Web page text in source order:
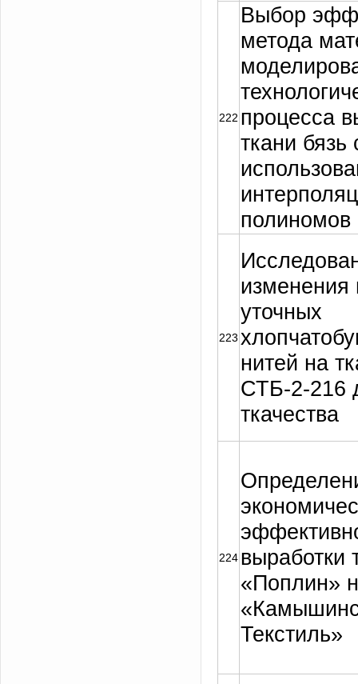
222
Выбор
метода
процесса
ткани бязь
полиномов
223
изменения
уточных
нитей на
СТБ-2-216
ткачества
224 выработки
«Поплин»
Текстиль»